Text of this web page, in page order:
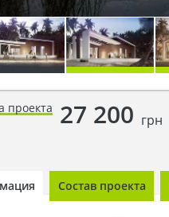
проекта 27 200 грн
Состав проекта